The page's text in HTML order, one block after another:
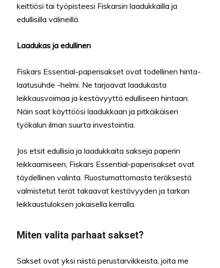
keittiösi tai työpisteesi Fiskarsin laadukkailla ja
edullisilla välineillä.
Laadukas ja edullinen
Fiskars Essential-paperisakset ovat todellinen hinta-
laatusuhde -helmi. Ne tarjoavat laadukasta
leikkausvoimaa ja kestävyyttä edulliseen hintaan.
Näin saat käyttöösi laadukkaan ja pitkäikäisen
työkalun ilman suurta investointia.
Jos etsit edullisia ja laadukkaita sakseja paperin
leikkaamiseen, Fiskars Essential-paperisakset ovat
täydellinen valinta. Ruostumattomasta teräksestä
valmistetut terät takaavat kestävyyden ja tarkan
leikkaustuloksen jokaisella kerralla.
Miten valita parhaat sakset?
Sakset ovat yksi niistä perustarvikkeista, joita me